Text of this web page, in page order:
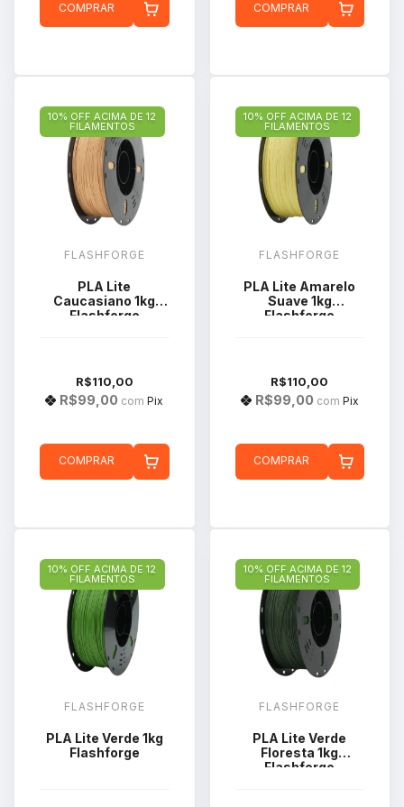
COMPRAR COMPRAR
10% OFF ACIMA DE 12
FILAMENTOS
FLASHFORGE
PLA Lite
Caucasiano 1kg
Flashforge
R$110,00
R$99,00 com Pix
COMPRAR
10% OFF ACIMA DE 12
FILAMENTOS
FLASHFORGE
PLA Lite Amarelo
Suave 1kg
Flashforge
R$110,00
R$99,00 com Pix
COMPRAR
10% OFF ACIMA DE 12
FILAMENTOS
FLASHFORGE
PLA Lite Verde 1kg
Flashforge
10% OFF ACIMA DE 12
FILAMENTOS
FLASHFORGE
PLA Lite Verde
Floresta 1kg
Flashforge